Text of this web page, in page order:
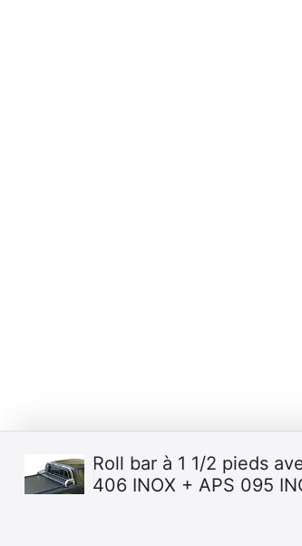
Roll bar à 1 1/2 pieds
406 INOX + APS 095